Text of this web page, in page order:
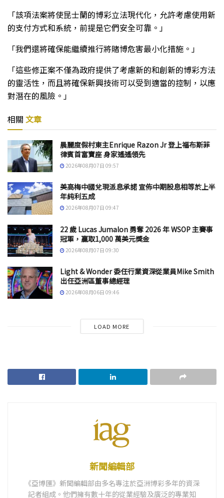
「該項法案將使昆士蘭的博彩立法現代化，允許考慮使用新
的支付方式和系統，前提是它們安全可靠。」
「我們還將確保能繼續推行將賭博危害最小化措施。」
「這些修正案不僅為政府提供了考慮新的和創新的博彩方法
的靈活性，而且將確保新興技術可以受到適當的控制，以應
對潛在的風險。」
相關 文章
晨麗度假村東主Enrique Razon Jr 登上福布斯菲
律賓首富寶座 身家遙遙領先
2026年08月07日 09:57
美高梅中國兌現派息承諾 宣佈中期股息相等於上半
年純利五成
2026年08月07日 09:47
22 歲 Lucas Jumalon 勇奪 2026 年 WSOP 主賽事
冠軍，贏取1,000 萬美元獎金
2026年08月07日 09:30
Light & Wonder 委任行業資深從業員Mike Smith
出任亞洲區董事總經理
2026年08月06日 09:46
LOAD MORE
新聞編輯部
《亞博匯》新聞編輯部由多名專注於亞洲博彩多年的資深
記者組成。他們擁有數十年的從業經驗及廣泛的專業知